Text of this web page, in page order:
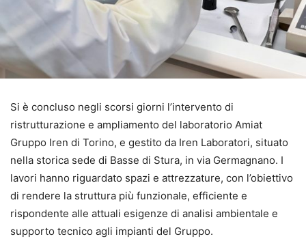
Si è concluso negli scorsi giorni l’intervento di
ristrutturazione e ampliamento del laboratorio Amiat
Gruppo Iren di Torino, e gestito da Iren Laboratori, situato
nella storica sede di Basse di Stura, in via Germagnano. I
lavori hanno riguardato spazi e attrezzature, con l’obiettivo
di rendere la struttura più funzionale, efficiente e
rispondente alle attuali esigenze di analisi ambientale e
supporto tecnico agli impianti del Gruppo.